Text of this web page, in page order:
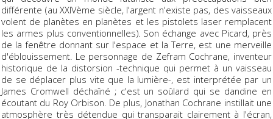
différente (au XXIVème siècle, l'argent n'existe pas, des vaisseaux
volent de planètes en planètes et les pistolets laser remplacent
les armes plus conventionnelles). Son échange avec Picard, près
de la fenêtre donnant sur l'espace et la Terre, est une merveille
d'éblouissement. Le personnage de Zefram Cochrane, inventeur
historique de la distorsion -technique qui permet à un vaisseau
de se déplacer plus vite que la lumière-, est interprétée par un
James Cromwell déchaîné ; c'est un soûlard qui se dandine en
écoutant du Roy Orbison. De plus, Jonathan Cochrane instillait une
atmosphère très détendue qui transparait clairement à l'écran,